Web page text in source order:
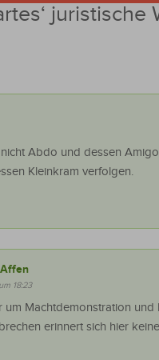
juristische
Abdo und dessen
Kleinkram verfolgen.
18:23
um Machtdemonstration und
erinnert sich hier